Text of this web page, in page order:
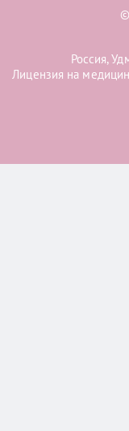
Россия,
Лицензия на